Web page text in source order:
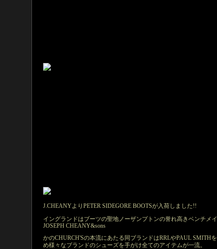
J.CHEANYよりPETER SIDEGORE BOOTSが入荷しました!!
イングランドはブーツの聖地ノーザンプトンの誉れ高きベンチメ
JOSEPH CHEANY&sons
かのCHURCH'Sの本流にあたる同ブランドはRRLやPAUL SMITH
め様々なブランドのシューズを手がけ全てのアイテムが一流。